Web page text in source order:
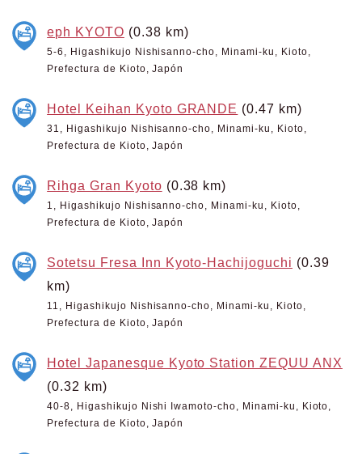
eph KYOTO (0.38 km)
5-6, Higashikujo Nishisanno-cho, Minami-ku, Kioto,
Prefectura de Kioto, Japón
Hotel Keihan Kyoto GRANDE (0.47 km)
31, Higashikujo Nishisanno-cho, Minami-ku, Kioto,
Prefectura de Kioto, Japón
Rihga Gran Kyoto (0.38 km)
1, Higashikujo Nishisanno-cho, Minami-ku, Kioto,
Prefectura de Kioto, Japón
Sotetsu Fresa Inn Kyoto-Hachijoguchi (0.39
km)
11, Higashikujo Nishisanno-cho, Minami-ku, Kioto,
Prefectura de Kioto, Japón
Hotel Japanesque Kyoto Station ZEQUU ANX
(0.32 km)
40-8, Higashikujo Nishi Iwamoto-cho, Minami-ku, Kioto,
Prefectura de Kioto, Japón